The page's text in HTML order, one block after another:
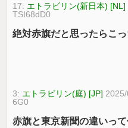
17: エトラビリン(新日本) [NL]
TSI68dD0
絶対赤旗だと思ったらこ
3: エトラビリン(庭) [JP]
6G0
赤旗と東京新聞の違いって